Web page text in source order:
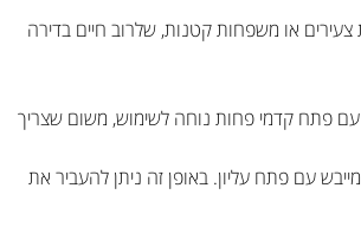
צעירים או משפחות קטנות, שלרוב חיים בדירה
עם פתח קדמי פחות נוחה לשימוש, משום שצריך
עם פתח עליון. באופן זה ניתן להעביר את